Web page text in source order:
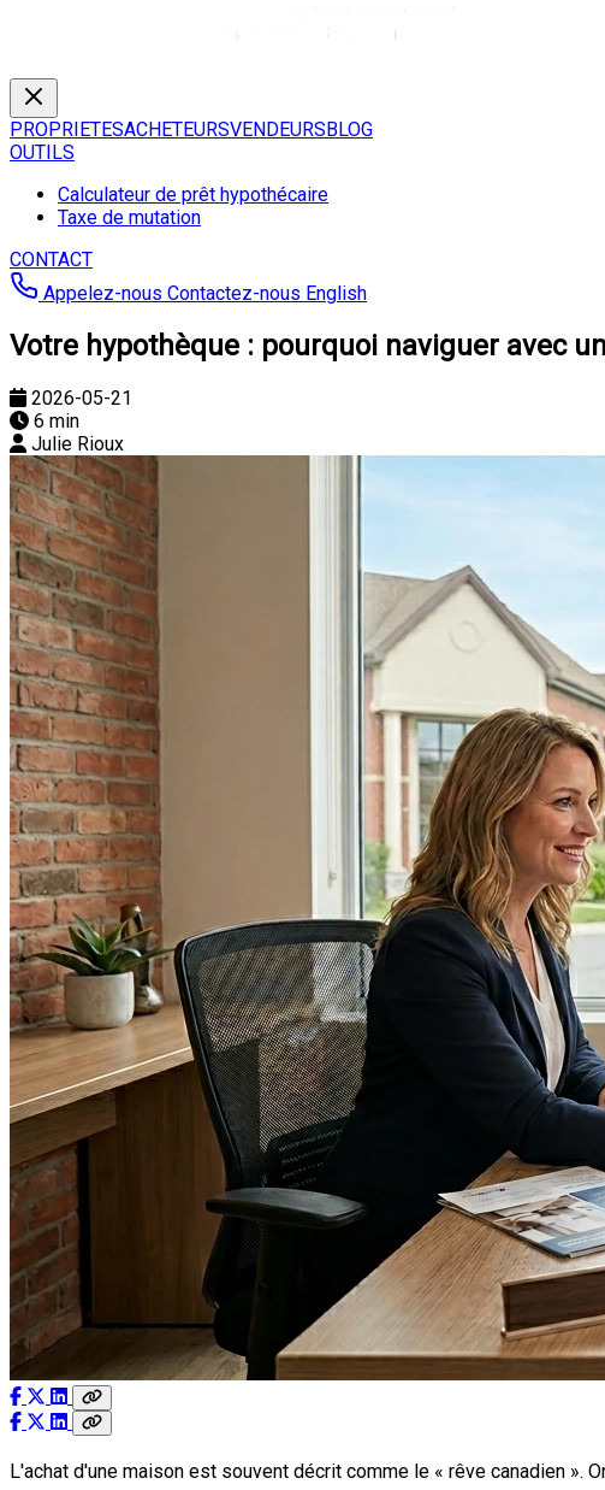
PROPRIETESACHETEURSVENDEURSBLOG
OUTILS
Calculateur de prêt hypothécaire
Taxe de mutation
CONTACT
Appelez-nous Contactez-nous English
Votre hypothèque : pourquoi naviguer avec
2026-05-21
6 min
Julie Rioux
L'achat d'une maison est souvent décrit comme le « rêve canadien